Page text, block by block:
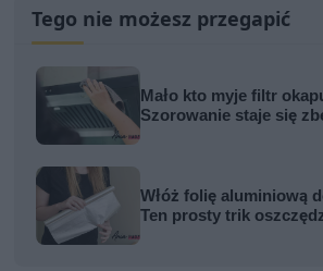
Tego nie możesz przegapić
Mało kto myje filtr
Szorowanie staje się
Włóż folię aluminiową
Ten prosty trik